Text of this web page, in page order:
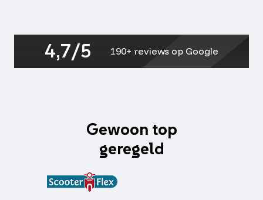
aantal
4,7/5 190+ reviews op Google
Gewoon top
geregeld